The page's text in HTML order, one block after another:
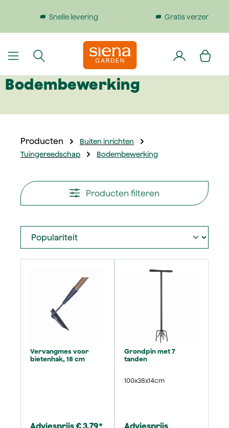
Gratis verzending bij bestellingen boven €199
Bodembewerking
Producten
Buiten inrichten
Tuingereedschap
Bodembewerking
Producten filteren
Vervangmes voor
bietenhak, 18 cm
Adviesprijs € 3,79*
Grondpin met 7
tanden
100x38x14cm
Adviesprijs